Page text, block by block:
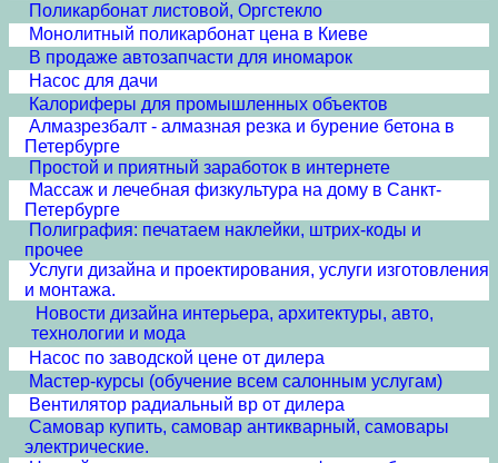
Поликарбонат листовой, Оргстекло
Монолитный поликарбонат цена в Киеве
В продаже автозапчасти для иномарок
Насос для дачи
Калориферы для промышленных объектов
Алмазрезбалт - алмазная резка и бурение бетона в
Петербурге
Простой и приятный заработок в интернете
Массаж и лечебная физкультура на дому в Санкт-
Петербурге
Полиграфия: печатаем наклейки, штрих-коды и
прочее
Услуги дизайна и проектирования, услуги изготовления
и монтажа.
Новости дизайна интерьера, архитектуры, авто,
технологии и мода
Насос по заводской цене от дилера
Мастер-курсы (обучение всем салонным услугам)
Вентилятор радиальный вр от дилера
Самовар купить, самовар антикварный, самовары
электрические.